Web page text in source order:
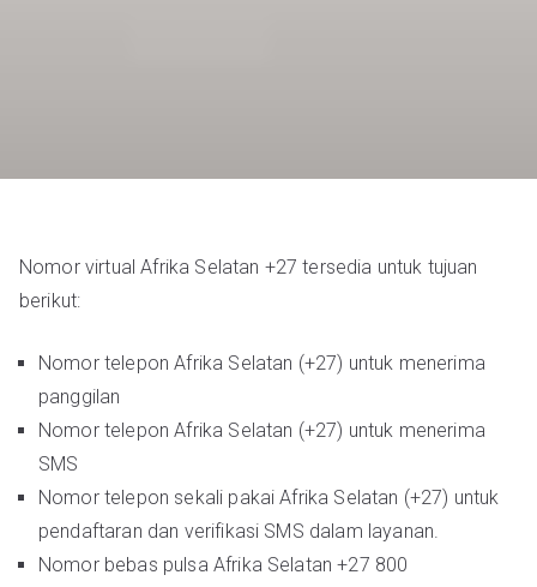
Nomor virtual Afrika Selatan +27 tersedia untuk tujuan
berikut:
Nomor telepon Afrika Selatan (+27) untuk menerima
panggilan
Nomor telepon Afrika Selatan (+27) untuk menerima
SMS
Nomor telepon sekali pakai Afrika Selatan (+27) untuk
pendaftaran dan verifikasi SMS dalam layanan.
Nomor bebas pulsa Afrika Selatan +27 800